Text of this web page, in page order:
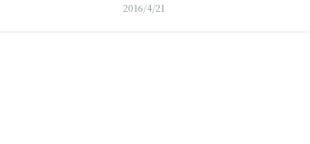
2016/4/21